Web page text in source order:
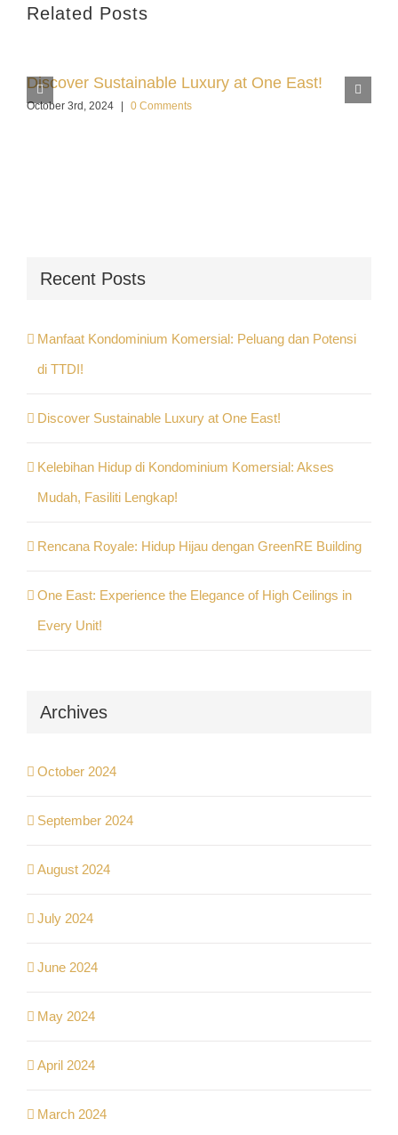
Related Posts
Discover Sustainable Luxury at One East!
October 3rd, 2024 | 0 Comments
Recent Posts
Manfaat Kondominium Komersial: Peluang dan Potensi
di TTDI!
Discover Sustainable Luxury at One East!
Kelebihan Hidup di Kondominium Komersial: Akses
Mudah, Fasiliti Lengkap!
Rencana Royale: Hidup Hijau dengan GreenRE Building
One East: Experience the Elegance of High Ceilings in
Every Unit!
Archives
October 2024
September 2024
August 2024
July 2024
June 2024
May 2024
April 2024
March 2024